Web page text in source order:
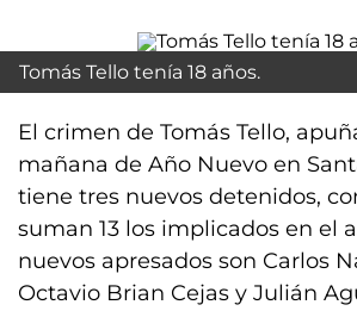
Tomás Tello tenía 18 años.
El crimen de Tomás Tello,
mañana de Año Nuevo en
tiene tres nuevos detenidos,
suman 13 los implicados en el
nuevos apresados son Carlos
Octavio Brian Cejas y Julián